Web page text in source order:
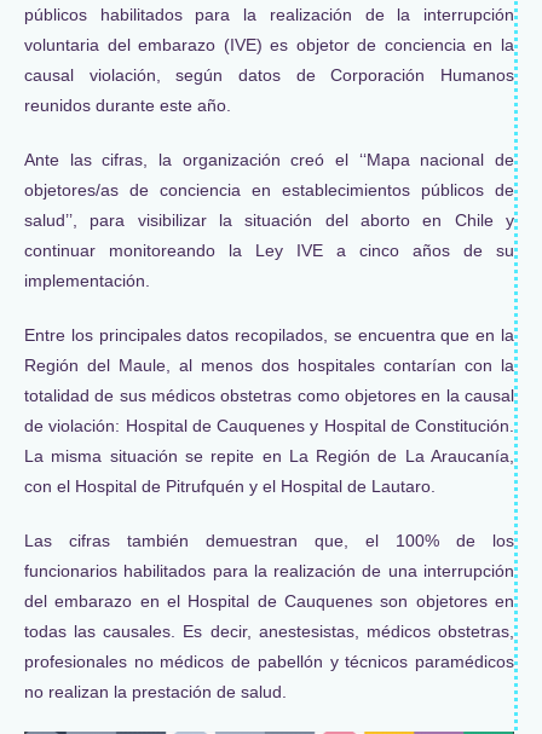
públicos habilitados para la realización de la interrupción
voluntaria del embarazo (IVE) es objetor de conciencia en la
causal violación, según datos de Corporación Humanos
reunidos durante este año.
Ante las cifras, la organización creó el ‘‘Mapa nacional de
objetores/as de conciencia en establecimientos públicos de
salud’’, para visibilizar la situación del aborto en Chile y
continuar monitoreando la Ley IVE a cinco años de su
implementación.
Entre los principales datos recopilados, se encuentra que en la
Región del Maule, al menos dos hospitales contarían con la
totalidad de sus médicos obstetras como objetores en la causal
de violación: Hospital de Cauquenes y Hospital de Constitución.
La misma situación se repite en La Región de La Araucanía,
con el Hospital de Pitrufquén y el Hospital de Lautaro.
Las cifras también demuestran que, el 100% de los
funcionarios habilitados para la realización de una interrupción
del embarazo en el Hospital de Cauquenes son objetores en
todas las causales. Es decir, anestesistas, médicos obstetras,
profesionales no médicos de pabellón y técnicos paramédicos
no realizan la prestación de salud.